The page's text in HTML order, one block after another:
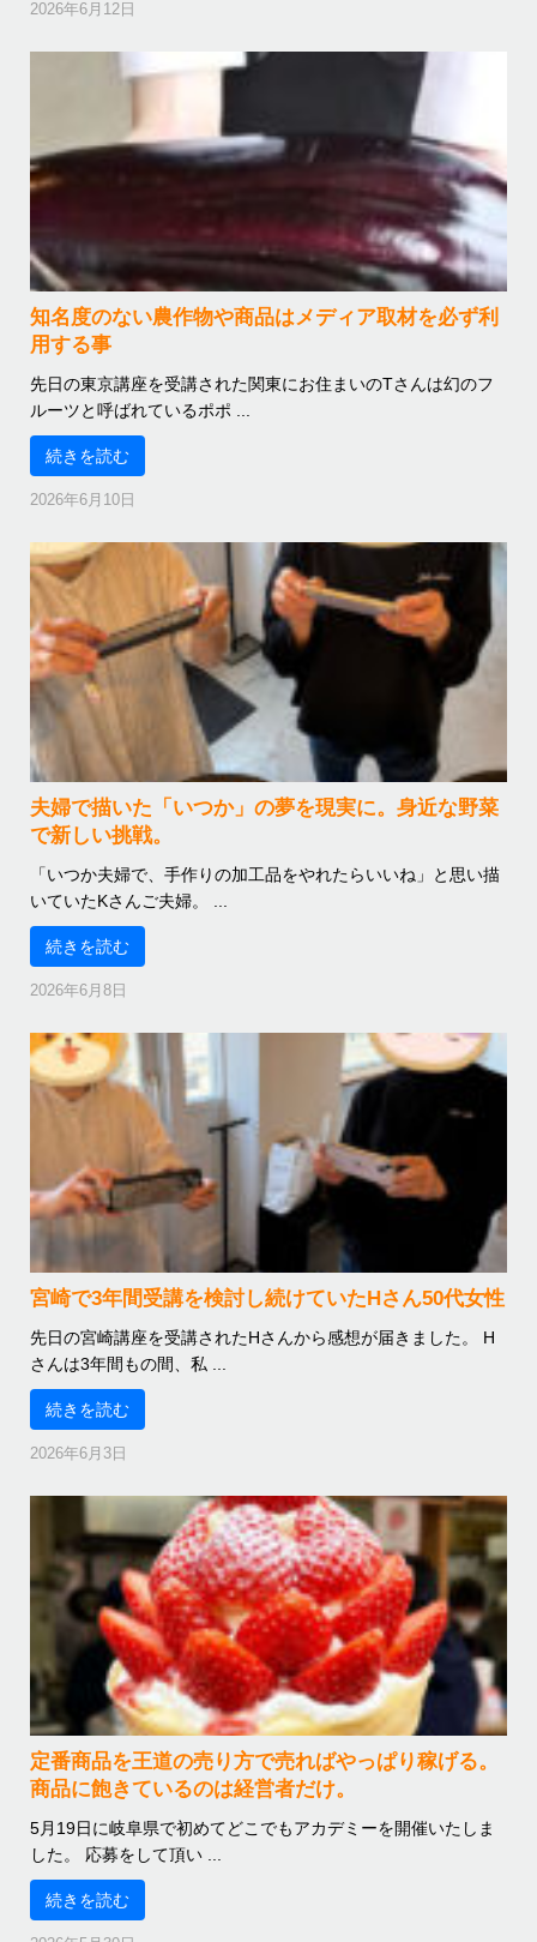
2026年6月12日
知名度のない農作物や商品はメディア取材を必ず利
用する事
先日の東京講座を受講された関東にお住まいのTさんは幻のフ
ルーツと呼ばれているポポ ...
続きを読む
2026年6月10日
夫婦で描いた「いつか」の夢を現実に。身近な野菜
で新しい挑戦。
「いつか夫婦で、手作りの加工品をやれたらいいね」と思い描
いていたKさんご夫婦。 ...
続きを読む
2026年6月8日
宮崎で3年間受講を検討し続けていたHさん50代女性
先日の宮崎講座を受講されたHさんから感想が届きました。 H
さんは3年間もの間、私 ...
続きを読む
2026年6月3日
定番商品を王道の売り方で売ればやっぱり稼げる。
商品に飽きているのは経営者だけ。
5月19日に岐阜県で初めてどこでもアカデミーを開催いたしま
した。 応募をして頂い ...
続きを読む